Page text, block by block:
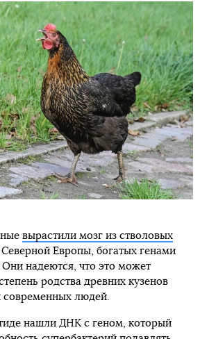
вырастили мозг из стволовых
Европы, богатых генами
Они надеются, что это может
родства древних кузенов
современных людей.
нашли ДНК с геном, который